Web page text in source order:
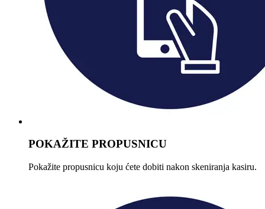
POKAŽITE PROPUSNICU
Pokažite propusnicu koju ćete dobiti nakon skeniranja kasiru.